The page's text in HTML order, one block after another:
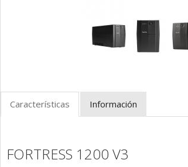
Características Información
FORTRESS 1200 V3